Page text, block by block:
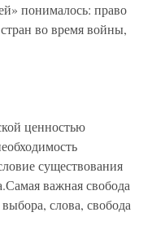
понималось: право
во время войны,
ценностью
существования
важная свобода
слова, свобода